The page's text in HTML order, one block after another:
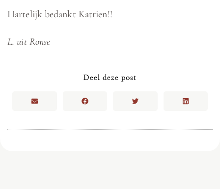
Hartelijk bedankt Katrien!!
L. uit Ronse
Deel deze post